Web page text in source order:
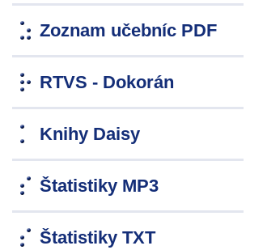
Zoznam učebníc PDF
RTVS - Dokorán
Knihy Daisy
Štatistiky MP3
Štatistiky TXT